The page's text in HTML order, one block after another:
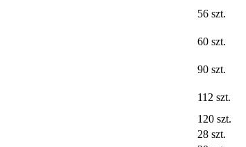
56 szt.
60 szt.
90 szt.
112 szt.
120 szt.
28 szt.